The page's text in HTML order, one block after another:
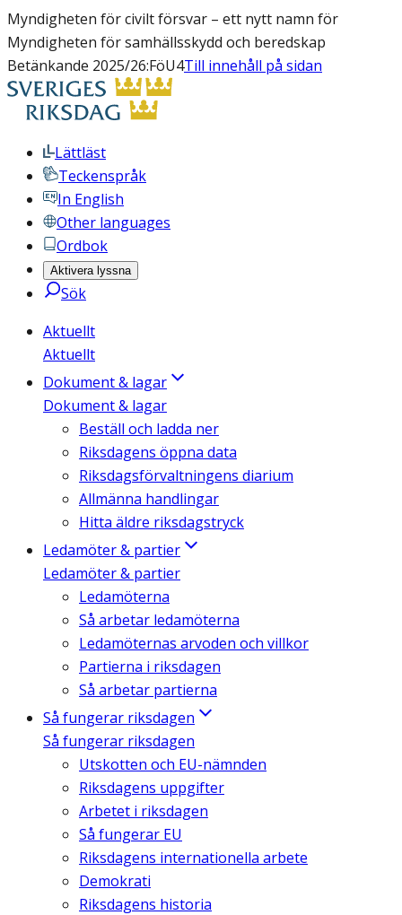
Myndigheten för civilt försvar – ett nytt namn för
Myndigheten för samhällsskydd och beredskap
Betänkande 2025/26:FöU4Till innehåll på sidan
Lättläst
Teckenspråk
In English
Other languages
Ordbok
Aktivera lyssna
Sök
Aktuellt
Aktuellt
Dokument & lagar
Dokument & lagar
Beställ och ladda ner
Riksdagens öppna data
Riksdagsförvaltningens diarium
Allmänna handlingar
Hitta äldre riksdagstryck
Ledamöter & partier
Ledamöter & partier
Ledamöterna
Så arbetar ledamöterna
Ledamöternas arvoden och villkor
Partierna i riksdagen
Så arbetar partierna
Så fungerar riksdagen
Så fungerar riksdagen
Utskotten och EU-nämnden
Riksdagens uppgifter
Arbetet i riksdagen
Så fungerar EU
Riksdagens internationella arbete
Demokrati
Riksdagens historia